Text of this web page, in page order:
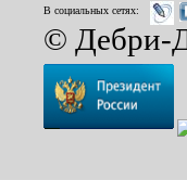
В социальных сетях:
© Дебри-